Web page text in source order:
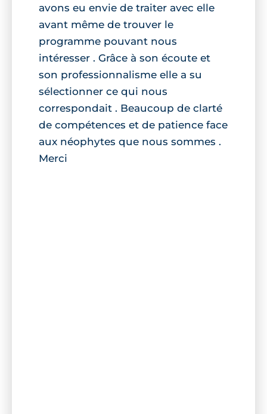
avons eu envie de traiter avec elle
avant même de trouver le
programme pouvant nous
intéresser . Grâce à son écoute et
son professionnalisme elle a su
sélectionner ce qui nous
correspondait . Beaucoup de clarté
de compétences et de patience face
aux néophytes que nous sommes .
Merci